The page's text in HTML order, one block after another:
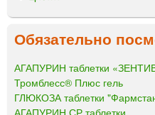
Обязательно
АГАПУРИН таблетки
Тромблесс® Плюс гель
ГЛЮКОЗА таблетки